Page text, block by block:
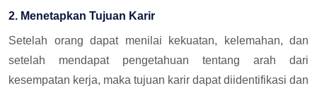
2. Menetapkan Tujuan Karir
Setelah orang dapat menilai kekuatan, kelemahan, dan
setelah mendapat pengetahuan tentang arah dari
kesempatan kerja, maka tujuan karir dapat diidentifikasi dan